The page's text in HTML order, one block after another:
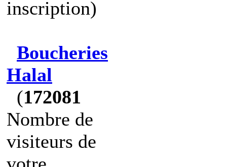
inscription)
Boucheries
Halal
(172081
Nombre de
visiteurs de